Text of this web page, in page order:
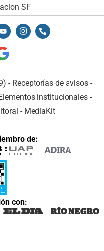
SF
- Receptorías de avisos -
Elementos institucionales -
- MediaKit
de:
con: